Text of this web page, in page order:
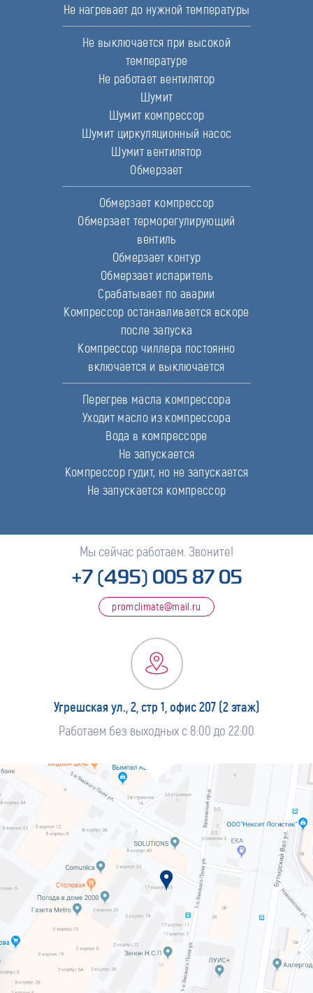
Не нагревает до нужной температуры
Не выключается при высокой
температуре
Не работает вентилятор
Шумит
Шумит компрессор
Шумит циркуляционный насос
Шумит вентилятор
Обмерзает
Обмерзает компрессор
Обмерзает терморегулирующий
вентиль
Обмерзает контур
Обмерзает испаритель
Срабатывает по аварии
Компрессор останавливается вскоре
после запуска
Компрессор чиллера постоянно
включается и выключается
Перегрев масла компрессора
Уходит масло из компрессора
Вода в компрессоре
Не запускается
Компрессор гудит, но не запускается
Не запускается компрессор
Мы сейчас работаем. Звоните!
+7 (495) 005 87 05
promclimate@mail.ru
Угрешская ул., 2, стр 1, офис 207 (2 этаж)
Работаем без выходных с 8:00 до 22:00